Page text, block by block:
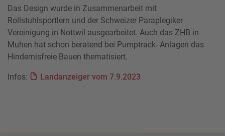
Das Design wurde in Zusammenarbeit mit
Rollstuhlsportlern und der Schweizer Paraplegiker
Vereinigung in Nottwil ausgearbeitet. Auch das ZHB in
Muhen hat schon beratend bei Pumptrack- Anlagen das
Hindernisfreie Bauen thematisiert.
Infos: Landanzeiger vom 7.9.2023